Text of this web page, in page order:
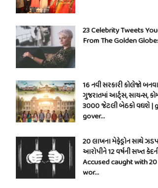
23 Celebrity Tweets
From The Golden
16 નવી સરકારી કોલેજો
ગુજરાતમાં આર્ટ્સ, સાયન્સ,
3000 જેટલી બેઠકો વધશે |
gover…
20 લાખના મેફેડ્રોન સાથે
આરોપીને 12 વર્ષની સખ્ત
Accused caught with
wor…